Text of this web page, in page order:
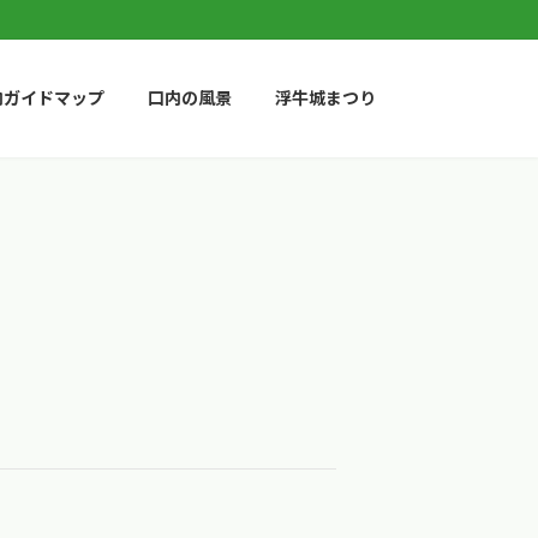
イドマップ 口内の風景 浮牛城まつり